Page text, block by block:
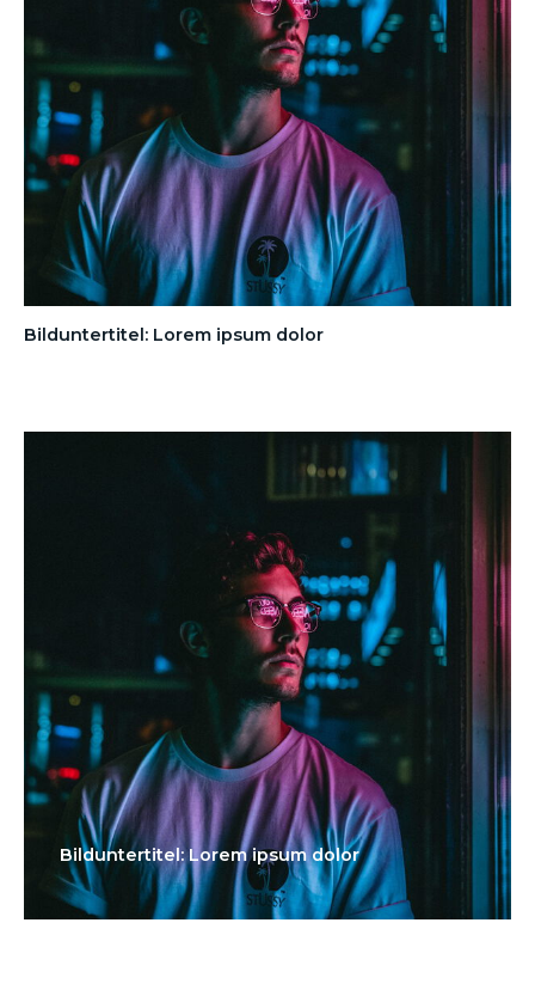
Bilduntertitel: Lorem ipsum dolor
Bilduntertitel: Lorem ipsum dolor